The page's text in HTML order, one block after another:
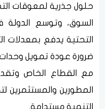
حلول جذرية لمعوقات
السوق، وتوسع
التحتية يدفع بمعدلات
ضرورة عودة تمويل وحدات
مع القطاع الخاص
المطورين والمستثمرين
التنمية مستدامة.